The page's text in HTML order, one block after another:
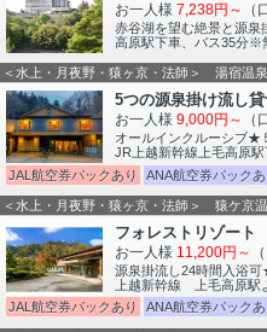
お一人様 7,238円～ （
赤谷湖を望む絶景と源泉
高原駅下車、バス35分※
＜水上・月夜野・猿ヶ京・法師＞ 湯宿温泉
5つの源泉掛け流し
お一人様 9,000円～ （
オールインクルーシブ★
JR上越新幹線上毛高原
JAL航空券パックあり
ANA航空券パックあ
＜水上・月夜野・猿ヶ京・法師＞ 猿ケ京
フォレストリゾー
お一人様 11,200円～
源泉掛流し24時間入浴
上越新幹線 上毛高原
JAL航空券パックあり
ANA航空券パックあ